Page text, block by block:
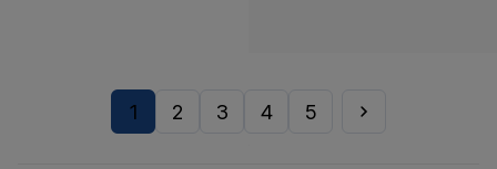
1 2 3 4 5